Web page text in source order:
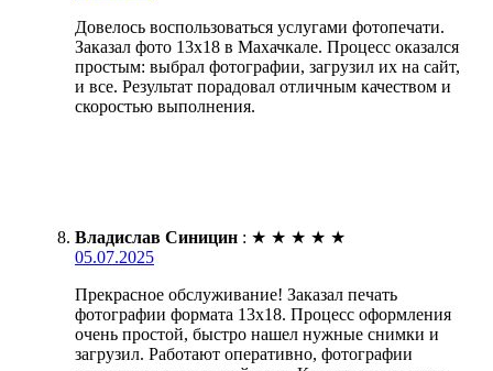
Довелось воспользоваться услугами фотопечати.
Заказал фото 13х18 в Махачкале. Процесс оказался
простым: выбрал фотографии, загрузил их на сайт,
и все. Результат порадовал отличным качеством и
скоростью выполнения.
Владислав Синицин : ★ ★ ★ ★ ★
05.07.2025
Прекрасное обслуживание! Заказал печать
фотографии формата 13х18. Процесс оформления
очень простой, быстро нашел нужные снимки и
загрузил. Работают оперативно, фотографии